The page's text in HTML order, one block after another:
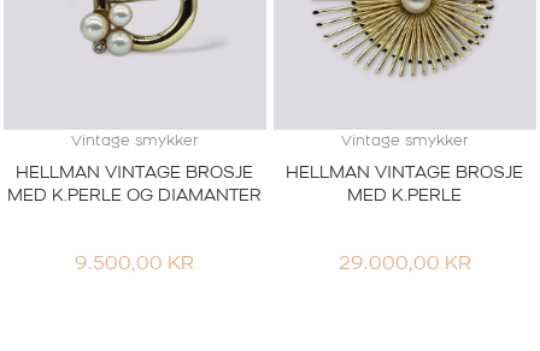
Vintage smykker
HELLMAN VINTAGE BROSJE
MED K.PERLE OG DIAMANTER
9.500,00 KR
Vintage smykker
HELLMAN VINTAGE BROSJE
MED K.PERLE
29.000,00 KR